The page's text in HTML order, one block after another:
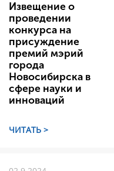
Извещение о
проведении
конкурса на
присуждение
премий мэрий
города
Новосибирска в
сфере науки и
инноваций
ЧИТАТЬ >